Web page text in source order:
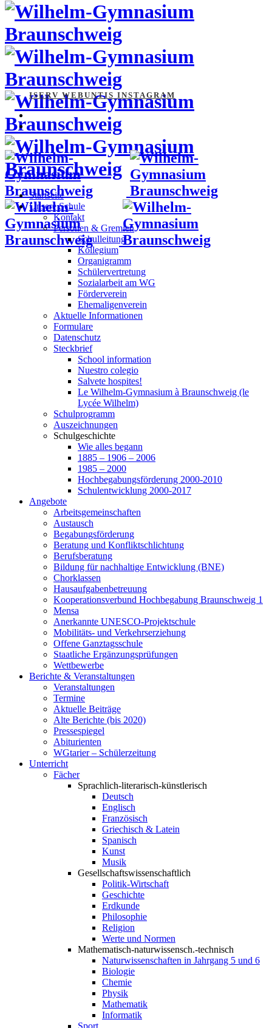
ISERV WEBUNTIS INSTAGRAM
Startseite
Unsere Schule
Kontakt
Personen & Gremien
Schulleitung
Kollegium
Organigramm
Schülervertretung
Sozialarbeit am WG
Förderverein
Ehemaligenverein
Aktuelle Informationen
Formulare
Datenschutz
Steckbrief
School information
Nuestro colegio
Salvete hospites!
Le Wilhelm-Gymnasium à Braunschweig (le
Lycée Wilhelm)
Schulprogramm
Auszeichnungen
Schulgeschichte
Wie alles begann
1885 – 1906 – 2006
1985 – 2000
Hochbegabungsförderung 2000-2010
Schulentwicklung 2000-2017
Angebote
Arbeitsgemeinschaften
Austausch
Begabungsförderung
Beratung und Konfliktschlichtung
Berufsberatung
Bildung für nachhaltige Entwicklung (BNE)
Chorklassen
Hausaufgabenbetreuung
Kooperationsverbund Hochbegabung Braunschweig 1
Mensa
Anerkannte UNESCO-Projektschule
Mobilitäts- und Verkehrserziehung
Offene Ganztagsschule
Staatliche Ergänzungsprüfungen
Wettbewerbe
Berichte & Veranstaltungen
Veranstaltungen
Termine
Aktuelle Beiträge
Alte Berichte (bis 2020)
Pressespiegel
Abiturienten
WGtarier – Schülerzeitung
Unterricht
Fächer
Sprachlich-literarisch-künstlerisch
Deutsch
Englisch
Französisch
Griechisch & Latein
Spanisch
Kunst
Musik
Gesellschaftswissenschaftlich
Politik-Wirtschaft
Geschichte
Erdkunde
Philosophie
Religion
Werte und Normen
Mathematisch-naturwissensch.-technisch
Naturwissenschaften in Jahrgang 5 und 6
Biologie
Chemie
Physik
Mathematik
Informatik